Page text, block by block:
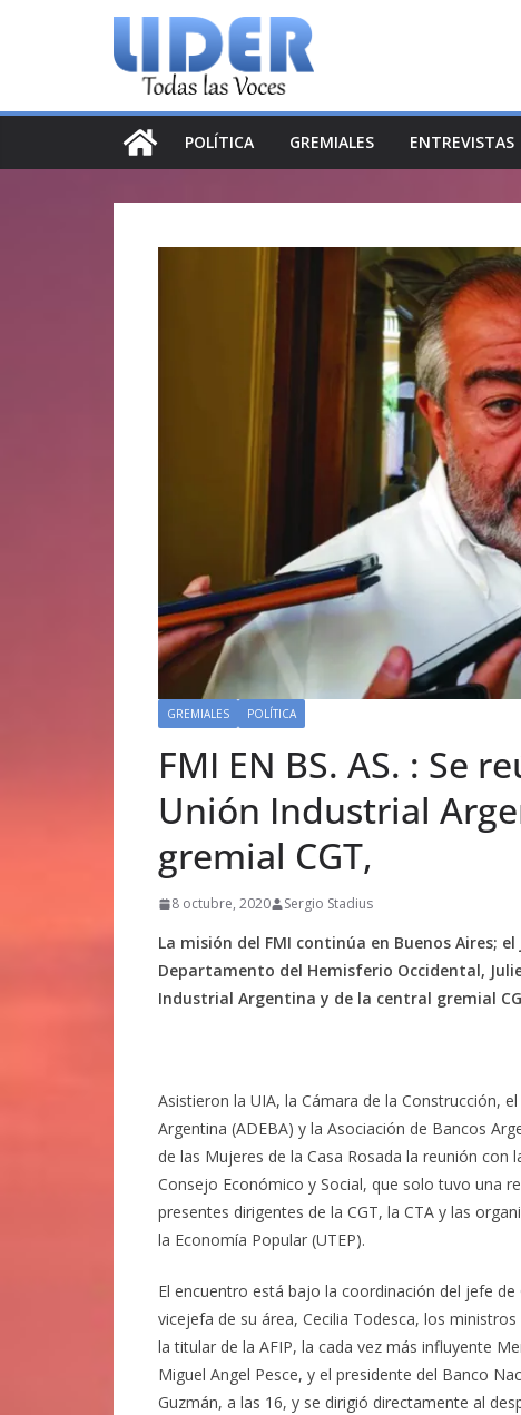
POLÍTICA GREMIALES ENTREVISTAS
GREMIALES POLÍTICA
FMI EN BS. AS. : Se
Unión Industrial
gremial CGT,
8 octubre, 2020 Sergio Stadius
La misión del FMI continúa en Buenos Aires;
Departamento del Hemisferio Occidental,
Industrial Argentina y de la central gremial
Asistieron la UIA, la Cámara de la Construcción,
Argentina (ADEBA) y la Asociación de Bancos
de las Mujeres de la Casa Rosada la reunión
Consejo Económico y Social, que solo tuvo una
presentes dirigentes de la CGT, la CTA y las
la Economía Popular (UTEP).
El encuentro está bajo la coordinación del jefe
vicejefa de su área, Cecilia Todesca, los
la titular de la AFIP, la cada vez más influyente
Miguel Angel Pesce, y el presidente del Banco
Guzmán, a las 16, y se dirigió directamente al